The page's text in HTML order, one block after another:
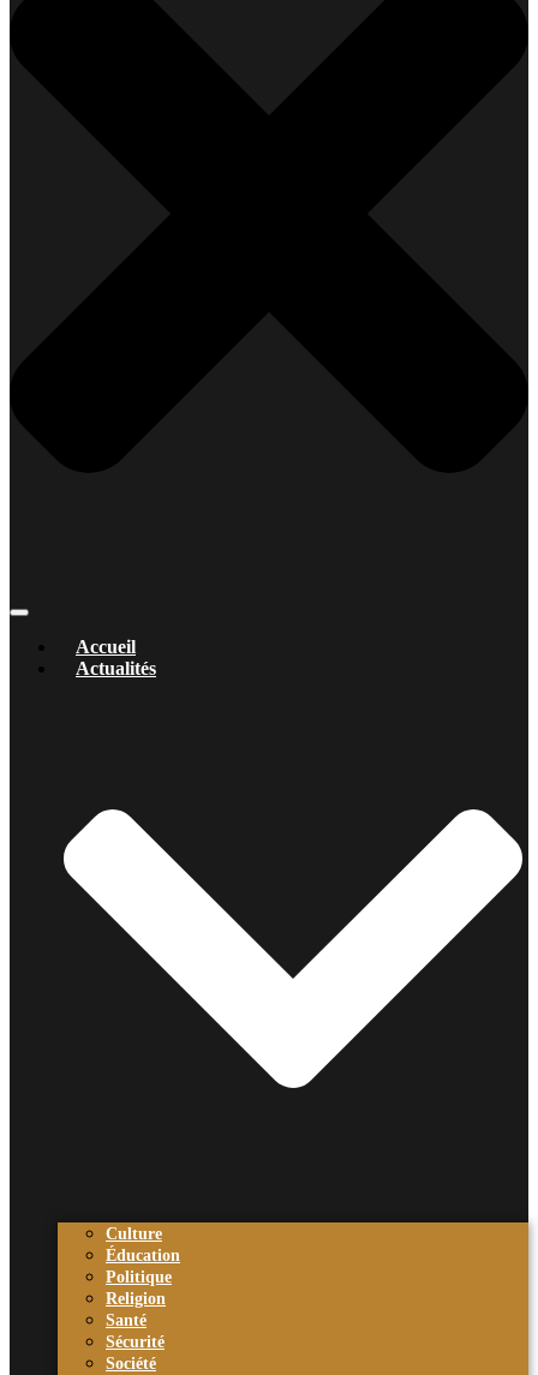
Accueil
Actualités
Culture
Éducation
Politique
Religion
Santé
Sécurité
Société